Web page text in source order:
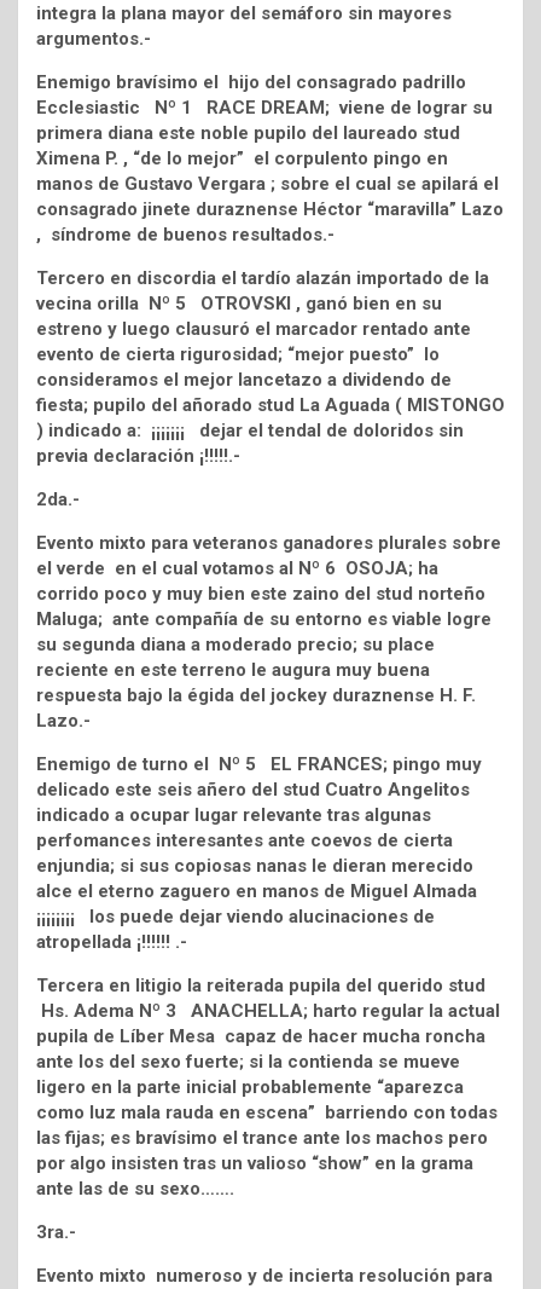
integra la plana mayor del semáforo sin mayores
argumentos.-
Enemigo bravísimo el hijo del consagrado padrillo
Ecclesiastic Nº 1 RACE DREAM; viene de lograr su
primera diana este noble pupilo del laureado stud
Ximena P. , “de lo mejor” el corpulento pingo en
manos de Gustavo Vergara ; sobre el cual se apilará el
consagrado jinete duraznense Héctor “maravilla” Lazo
, síndrome de buenos resultados.-
Tercero en discordia el tardío alazán importado de la
vecina orilla Nº 5 OTROVSKI , ganó bien en su
estreno y luego clausuró el marcador rentado ante
evento de cierta rigurosidad; “mejor puesto” lo
consideramos el mejor lancetazo a dividendo de
fiesta; pupilo del añorado stud La Aguada ( MISTONGO
) indicado a: ¡¡¡¡¡¡¡ dejar el tendal de doloridos sin
previa declaración ¡!!!!!.-
2da.-
Evento mixto para veteranos ganadores plurales sobre
el verde en el cual votamos al Nº 6 OSOJA; ha
corrido poco y muy bien este zaino del stud norteño
Maluga; ante compañía de su entorno es viable logre
su segunda diana a moderado precio; su place
reciente en este terreno le augura muy buena
respuesta bajo la égida del jockey duraznense H. F.
Lazo.-
Enemigo de turno el Nº 5 EL FRANCES; pingo muy
delicado este seis añero del stud Cuatro Angelitos
indicado a ocupar lugar relevante tras algunas
perfomances interesantes ante coevos de cierta
enjundia; si sus copiosas nanas le dieran merecido
alce el eterno zaguero en manos de Miguel Almada
¡¡¡¡¡¡¡¡ los puede dejar viendo alucinaciones de
atropellada ¡!!!!!! .-
Tercera en litigio la reiterada pupila del querido stud
Hs. Adema Nº 3 ANACHELLA; harto regular la actual
pupila de Líber Mesa capaz de hacer mucha roncha
ante los del sexo fuerte; si la contienda se mueve
ligero en la parte inicial probablemente “aparezca
como luz mala rauda en escena” barriendo con todas
las fijas; es bravísimo el trance ante los machos pero
por algo insisten tras un valioso “show” en la grama
ante las de su sexo…….
3ra.-
Evento mixto numeroso y de incierta resolución para